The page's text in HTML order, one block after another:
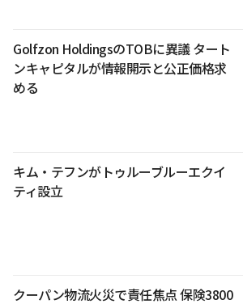
Golfzon HoldingsのTOBに異議 タート
ンキャピタルが情報開示と公正価格求
める
キム・テフンがトゥルーブルーエクイ
ティ設立
クーパン物流火災で責任焦点 保険3800